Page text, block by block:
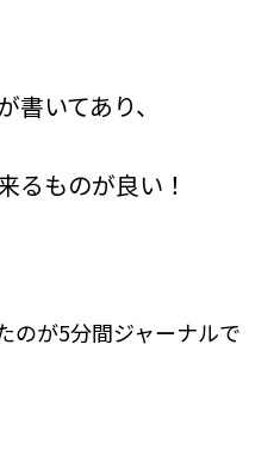
書いてあり、
るものが良い！
のが5分間ジャーナルで